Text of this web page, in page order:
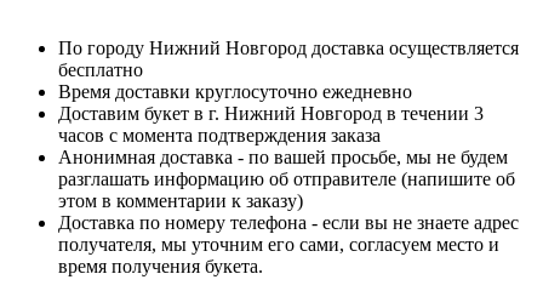
По городу Нижний Новгород доставка осуществляется
бесплатно
Время доставки круглосуточно ежедневно
Доставим букет в г. Нижний Новгород в течении 3
часов с момента подтверждения заказа
Анонимная доставка - по вашей просьбе, мы не будем
разглашать информацию об отправителе (напишите об
этом в комментарии к заказу)
Доставка по номеру телефона - если вы не знаете адрес
получателя, мы уточним его сами, согласуем место и
время получения букета.